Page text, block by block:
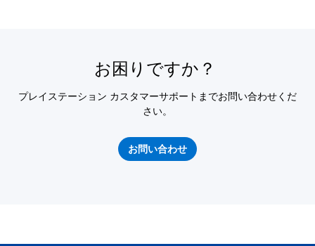
お困りですか？
プレイステーション カスタマーサポートまでお問い合わせくだ
さい。
お問い合わせ